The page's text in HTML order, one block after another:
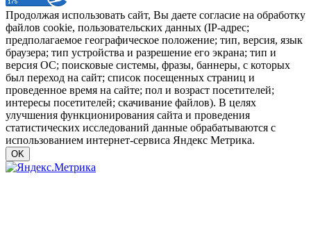
Продолжая использовать сайт, Вы даете согласие на обработку
файлов cookie, пользовательских данных (IP-адрес;
предполагаемое географическое положение; тип, версия, язык
браузера; тип устройства и разрешение его экрана; тип и
версия ОС; поисковые системы, фразы, баннеры, с которых
был переход на сайт; список посещенных страниц и
проведенное время на сайте; пол и возраст посетителей;
интересы посетителей; скачивание файлов). В целях
улучшения функционирования сайта и проведения
статистических исследований данные обрабатываются с
использованием интернет-сервиса Яндекс Метрика.
OK